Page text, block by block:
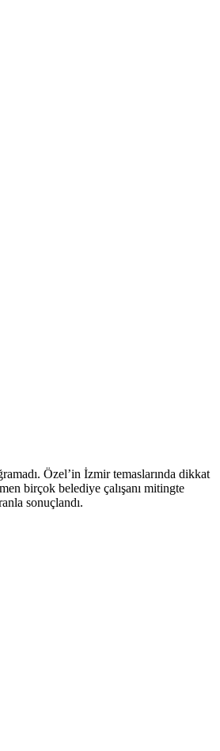
Özel’in İzmir temaslarında dikkat
birçok belediye çalışanı mitingte
sonuçlandı.